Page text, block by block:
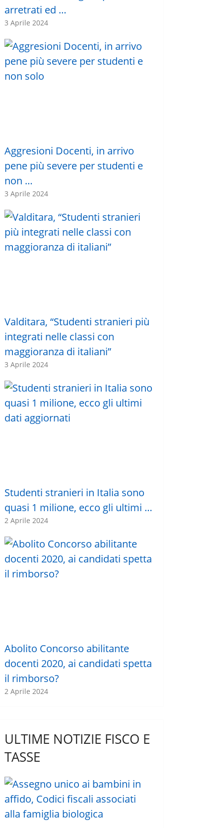
arretrati ed …
3 Aprile 2024
Aggresioni Docenti, in arrivo
pene più severe per studenti e
non …
3 Aprile 2024
Valditara, “Studenti stranieri più
integrati nelle classi con
maggioranza di italiani”
3 Aprile 2024
Studenti stranieri in Italia sono
quasi 1 milione, ecco gli ultimi …
2 Aprile 2024
Abolito Concorso abilitante
docenti 2020, ai candidati spetta
il rimborso?
2 Aprile 2024
ULTIME NOTIZIE FISCO E
TASSE